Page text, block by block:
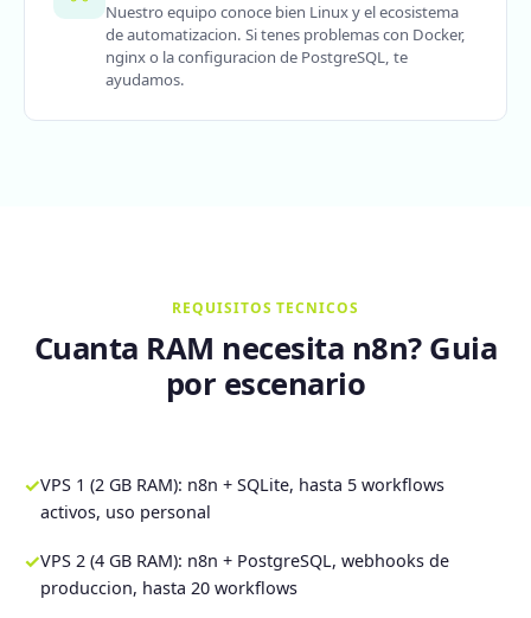
Nuestro equipo conoce bien Linux y el ecosistema
de automatizacion. Si tenes problemas con Docker,
nginx o la configuracion de PostgreSQL, te
ayudamos.
REQUISITOS TECNICOS
Cuanta RAM necesita n8n? Guia
por escenario
✓VPS 1 (2 GB RAM): n8n + SQLite, hasta 5 workflows
activos, uso personal
✓VPS 2 (4 GB RAM): n8n + PostgreSQL, webhooks de
produccion, hasta 20 workflows